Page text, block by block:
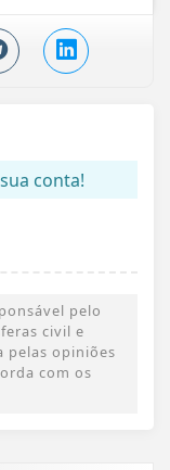
conta!
pelo
civil e
pelas opiniões
com os